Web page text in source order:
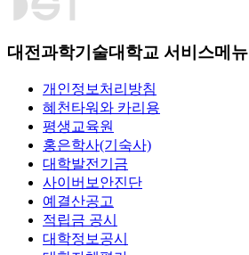
대전과학기술대학교 서비스메뉴
개인정보처리방침
혜천타워와 카리용
평생교육원
홍은학사(기숙사)
대학발전기금
사이버보안진단
예결산공고
적립금 공시
대학정보공시